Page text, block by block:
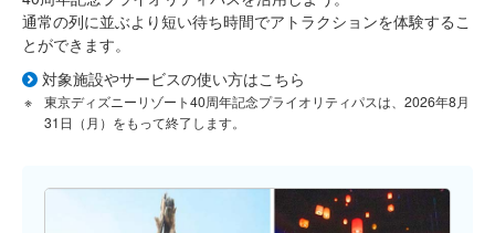
通常の列に並ぶより短い待ち時間でアトラクションを体験するこ
とができます。
対象施設やサービスの使い方はこちら
東京ディズニーリゾート40周年記念プライオリティパスは、2026年8月
31日（月）をもって終了します。